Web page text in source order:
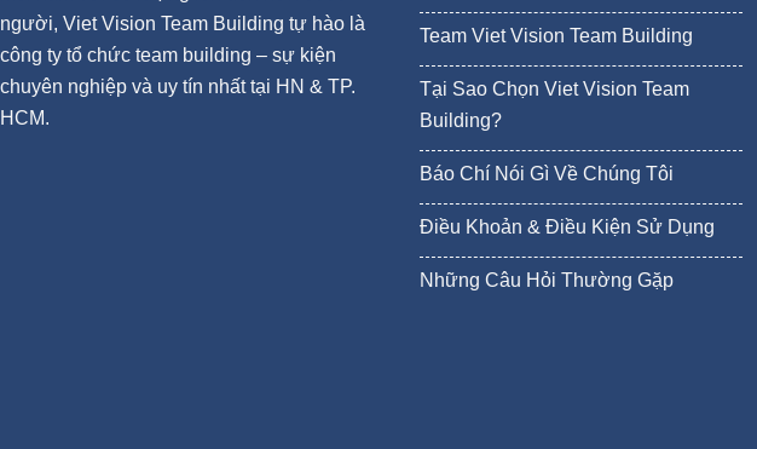
người, Viet Vision Team Building tự hào là
công ty tổ chức team building – sự kiện
chuyên nghiệp và uy tín nhất tại HN & TP.
HCM.
Team Viet Vision Team Building
Tại Sao Chọn Viet Vision Team
Building?
Báo Chí Nói Gì Về Chúng Tôi
Điều Khoản & Điều Kiện Sử Dụng
Những Câu Hỏi Thường Gặp